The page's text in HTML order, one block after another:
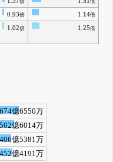
0.93倍 1.14倍
1.02倍 1.25倍
億6550万
億6014万
億5381万
億4191万